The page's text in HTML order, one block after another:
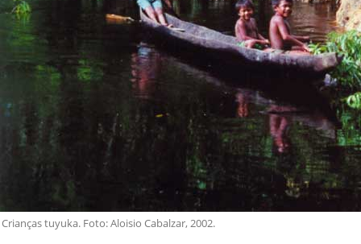
Crianças tuyuka. Foto: Aloisio Cabalzar, 2002.